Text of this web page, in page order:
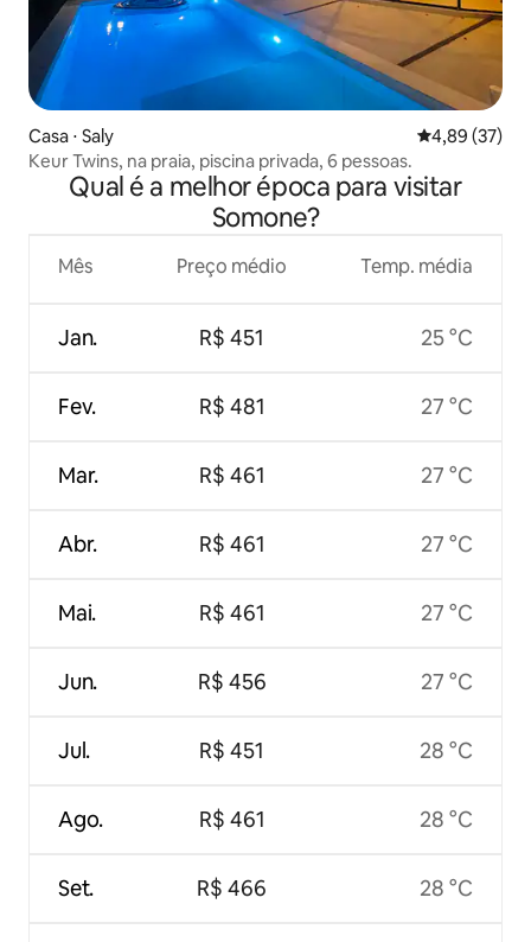
Casa ⋅ Saly 4,89 de uma
4,89 (37)
Keur Twins, na praia, piscina privada, 6 pessoas.
Qual é a melhor época para visitar
Somone?
Mês
Jan.
Fev.
Mar.
Abr.
Mai.
Jun.
Jul.
Ago.
Set.
Preço médio
R$ 451
R$ 481
R$ 461
R$ 461
R$ 461
R$ 456
R$ 451
R$ 461
R$ 466
Temp. média
25 °C
27 °C
27 °C
27 °C
27 °C
27 °C
28 °C
28 °C
28 °C